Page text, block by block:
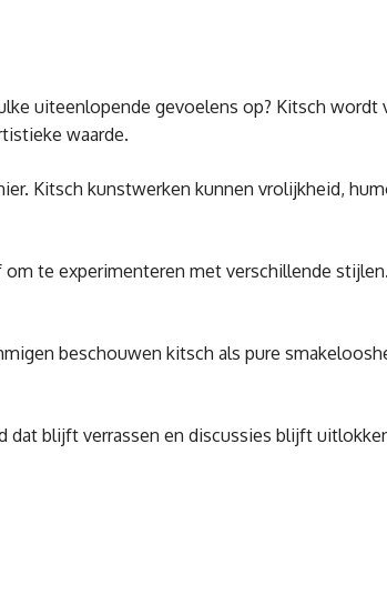
uiteenlopende gevoelens op? Kitsch wordt
waarde.
Kitsch kunstwerken kunnen vrolijkheid,
te experimenteren met verschillende
beschouwen kitsch als pure
dat blijft verrassen en discussies blijft